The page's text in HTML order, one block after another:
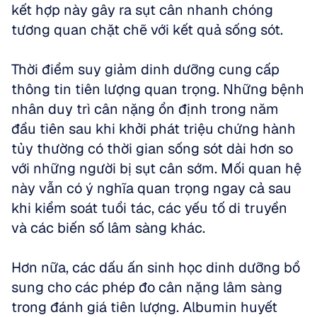
kết hợp này gây ra sụt cân nhanh chóng
tương quan chặt chẽ với kết quả sống sót.
Thời điểm suy giảm dinh dưỡng cung cấp
thông tin tiên lượng quan trọng. Những bệnh
nhân duy trì cân nặng ổn định trong năm
đầu tiên sau khi khởi phát triệu chứng hành
tủy thường có thời gian sống sót dài hơn so
với những người bị sụt cân sớm. Mối quan hệ
này vẫn có ý nghĩa quan trọng ngay cả sau
khi kiểm soát tuổi tác, các yếu tố di truyền
và các biến số lâm sàng khác.
Hơn nữa, các dấu ấn sinh học dinh dưỡng bổ
sung cho các phép đo cân nặng lâm sàng
trong đánh giá tiên lượng. Albumin huyết